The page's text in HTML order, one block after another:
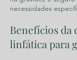
necessidades
Benefícios da
linfática para